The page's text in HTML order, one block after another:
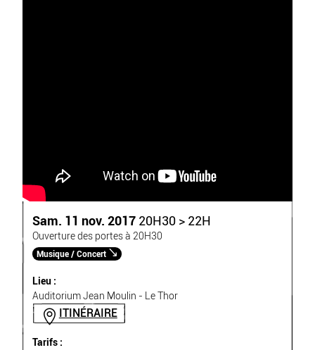
Sam. 11 nov. 2017 20H30 > 22H
Ouverture des portes à 20H30
Musique / Concert
Lieu :
Auditorium Jean Moulin - Le Thor
ITINÉRAIRE
Tarifs :